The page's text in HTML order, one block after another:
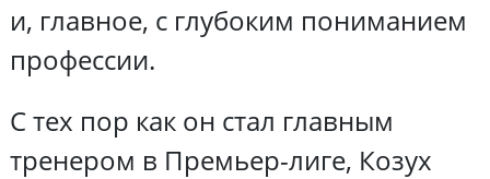
и, главное, с глубоким пониманием
профессии.
С тех пор как он стал главным
тренером в Премьер-лиге, Козух